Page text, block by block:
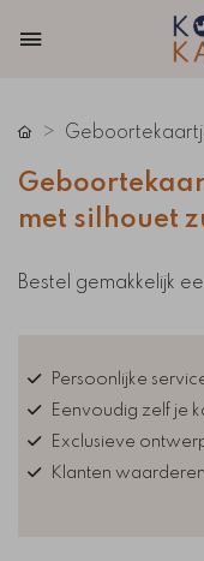
met silhouet
Bestel gemakkelijk
Persoonlijke
Eenvoudig zelf je
Exclusieve
Klanten